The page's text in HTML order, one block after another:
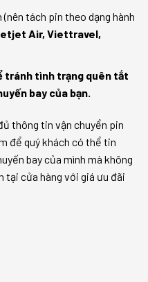
tách pin theo dạng hành
Air, Viettravel,
tránh tình trạng quên tắt
bay của bạn.
thông tin vận chuyển pin
để quý khách có thể tin
bay của mình mà không
tại cửa hàng với giá ưu đãi